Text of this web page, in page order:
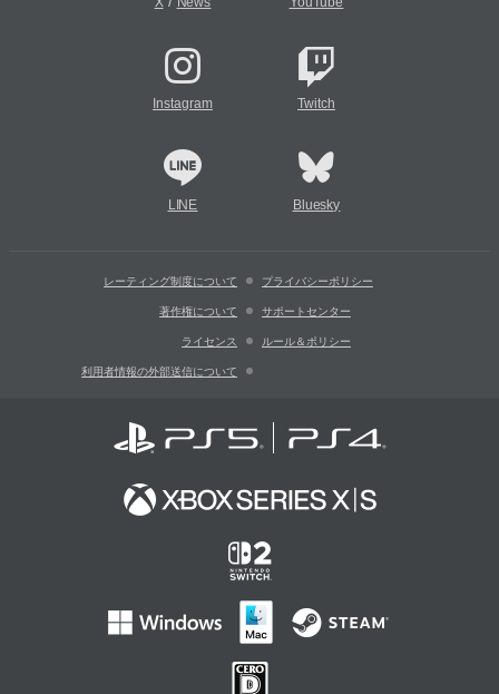
Instagram Twitch
LINE Bluesky
レーティング制度について プライバシーポリシー
著作権について サポートセンター
ライセンス ルール＆ポリシー
利用者情報の外部送信について